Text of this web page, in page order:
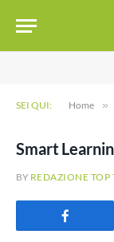
SEI QUI: Home »
Smart
BY REDAZIONE TOP